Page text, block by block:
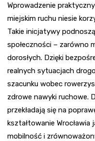
Wprowadzenie
miejskim ruchu niesie
Takie inicjatywy
społeczności – zarówno
dorosłych. Dzięki
realnych sytuacjach
szacunku wobec
zdrowe nawyki ruchowe.
przekładają się na
kształtowanie
mobilność i